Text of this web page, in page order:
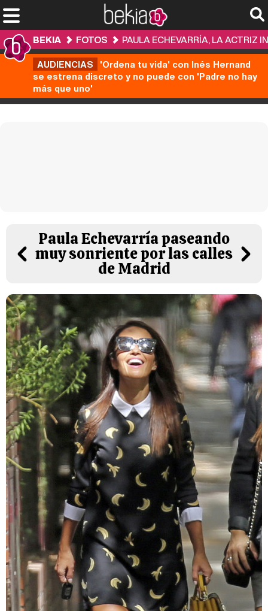
BEKIA FOTOS
PAULA ECHEVARRÍA, LA ACTRIZ
AUDIENCIAS 'Ordena tu vida' con Inés Hernand
se estrena discreto y no puede con 'Padre no hay
más que uno'
Paula Echevarría paseando
muy sonriente por las calles
de Madrid